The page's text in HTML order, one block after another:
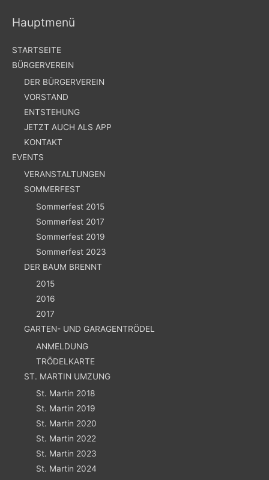
Hauptmenü
STARTSEITE
BÜRGERVEREIN
DER BÜRGERVEREIN
VORSTAND
ENTSTEHUNG
JETZT AUCH ALS APP
KONTAKT
EVENTS
VERANSTALTUNGEN
SOMMERFEST
Sommerfest 2015
Sommerfest 2017
Sommerfest 2019
Sommerfest 2023
DER BAUM BRENNT
2015
2016
2017
GARTEN- UND GARAGENTRÖDEL
ANMELDUNG
TRÖDELKARTE
ST. MARTIN UMZUNG
St. Martin 2018
St. Martin 2019
St. Martin 2020
St. Martin 2022
St. Martin 2023
St. Martin 2024